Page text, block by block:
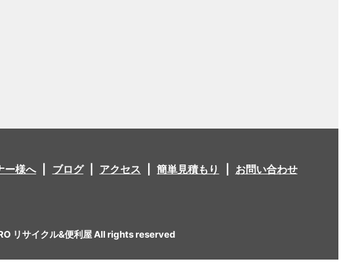
ー様へ ブログ アクセス 簡単見積もり お問い合わせ
リサイクル&便利屋 All rights reserved